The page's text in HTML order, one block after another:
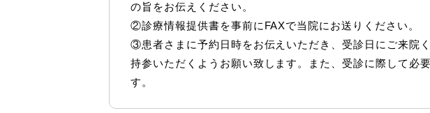
の旨をお伝えください。
②診療情報提供書を事前にFAXで当院にお送りください。
③患者さまに予約日時をお伝えいただき、受診日にご来院
持参いただくようお願い致します。また、受診に際して必
す。